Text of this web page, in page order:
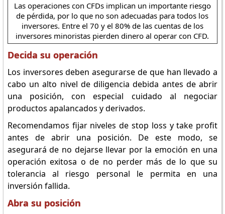
Las operaciones con CFDs implican un importante riesgo
de pérdida, por lo que no son adecuadas para todos los
inversores. Entre el 70 y el 80% de las cuentas de los
inversores minoristas pierden dinero al operar con CFD.
Decida su operación
Los inversores deben asegurarse de que han llevado a
cabo un alto nivel de diligencia debida antes de abrir
una posición, con especial cuidado al negociar
productos apalancados y derivados.
Recomendamos fijar niveles de stop loss y take profit
antes de abrir una posición. De este modo, se
asegurará de no dejarse llevar por la emoción en una
operación exitosa o de no perder más de lo que su
tolerancia al riesgo personal le permita en una
inversión fallida.
Abra su posición